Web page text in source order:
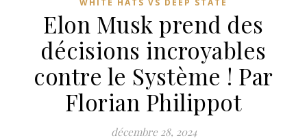
WHITE HATS VS DEEP STATE
Elon Musk prend des
décisions incroyables
contre le Système ! Par
Florian Philippot
décembre 28, 2024